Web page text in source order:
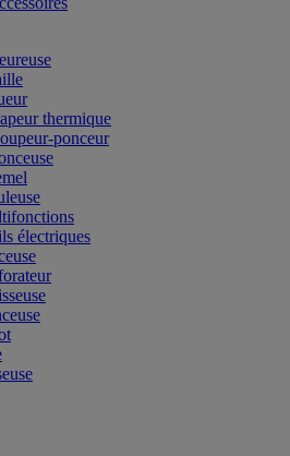
thermique
ponceur
électriques